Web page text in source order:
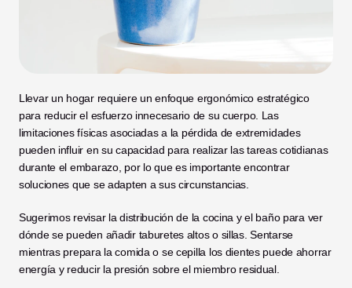
Llevar un hogar requiere un enfoque ergonómico estratégico
para reducir el esfuerzo innecesario de su cuerpo. Las
limitaciones físicas asociadas a la pérdida de extremidades
pueden influir en su capacidad para realizar las tareas cotidianas
durante el embarazo, por lo que es importante encontrar
soluciones que se adapten a sus circunstancias.
Sugerimos revisar la distribución de la cocina y el baño para ver
dónde se pueden añadir taburetes altos o sillas. Sentarse
mientras prepara la comida o se cepilla los dientes puede ahorrar
energía y reducir la presión sobre el miembro residual.